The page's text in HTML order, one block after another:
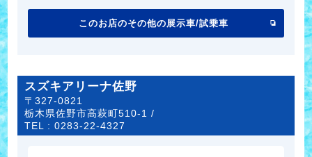
このお店のその他の展示車/試乗車
スズキアリーナ佐野
〒327-0821
栃木県佐野市高萩町510-1 /
TEL :0283-22-4327